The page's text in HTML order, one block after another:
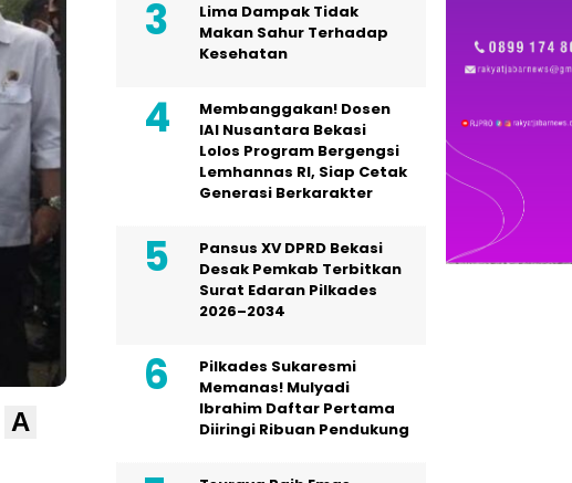
A
Lima Dampak Tidak
Makan Sahur Terhadap
Kesehatan
Membanggakan! Dosen
IAI Nusantara Bekasi
Lolos Program Bergengsi
Lemhannas RI, Siap Cetak
Generasi Berkarakter
Pansus XV DPRD Bekasi
Desak Pemkab Terbitkan
Surat Edaran Pilkades
2026–2034
Pilkades Sukaresmi
Memanas! Mulyadi
Ibrahim Daftar Pertama
Diiringi Ribuan Pendukung